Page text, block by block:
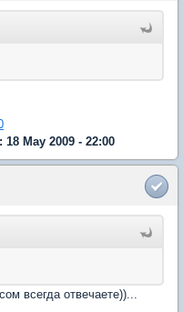
May 2009 - 22:00
всегда отвечаете))...